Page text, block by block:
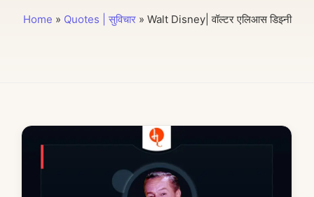
Home » Quotes | सुविचार» Walt Disney| वॉल्टर एलिआस डिझ्नी